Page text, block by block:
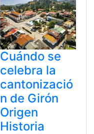
Cuándo se
celebra la
cantonizació
n de Girón
Origen
Historia